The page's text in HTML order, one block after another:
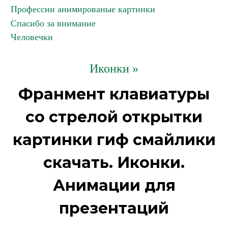
Профессии анимированые картинки
Спасибо за внимание
Человечки
Иконки »
Франмент клавиатуры
со стрелой открытки
картинки гиф смайлики
скачать. Иконки.
Анимации для
презентаций